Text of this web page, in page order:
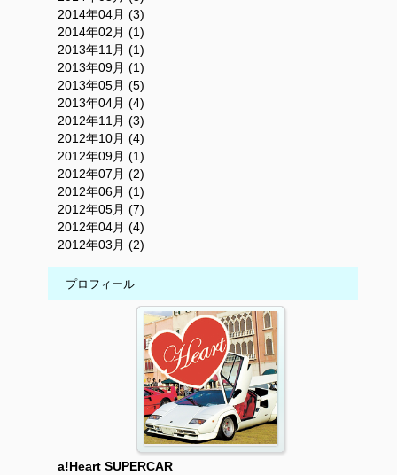
2014年04月 (3)
2014年02月 (1)
2013年11月 (1)
2013年09月 (1)
2013年05月 (5)
2013年04月 (4)
2012年11月 (3)
2012年10月 (4)
2012年09月 (1)
2012年07月 (2)
2012年06月 (1)
2012年05月 (7)
2012年04月 (4)
2012年03月 (2)
プロフィール
a!Heart SUPERCAR